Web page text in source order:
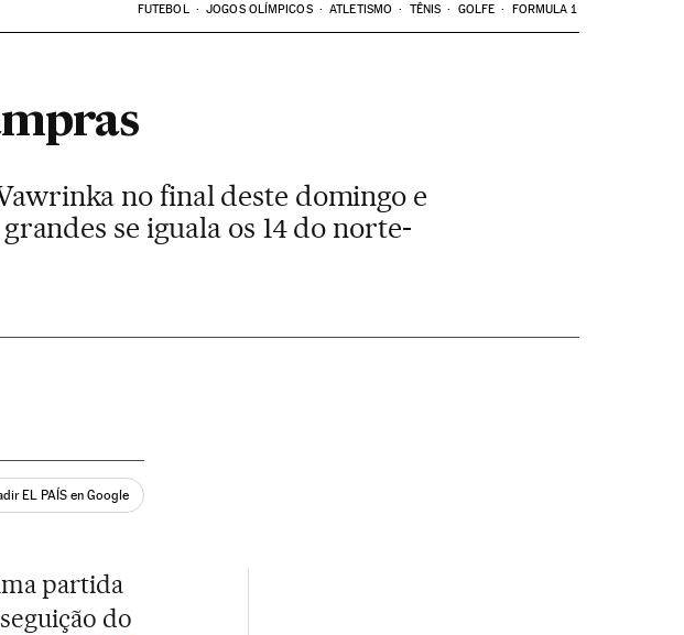
FUTEBOL JOGOS OLÍMPICOS ATLETISMO TÊNIS GOLFE FORMULA 1
no final deste domingo e
se iguala os 14 do norte-
EL PAÍS en Google
partida
do